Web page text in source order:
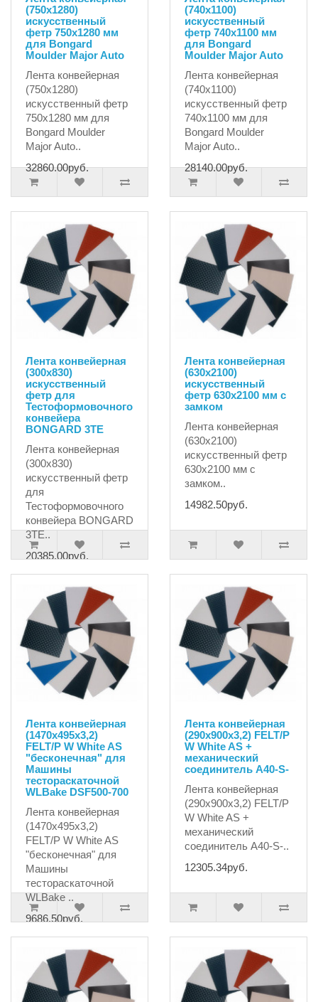
(750х1280)
искусственный
фетр 750х1280 мм
для Bongard
Moulder Major Auto
Лента конвейерная
(750х1280)
искусственный фетр
750х1280 мм для
Bongard Moulder
Major Auto..
32860.00руб.
(740х1100)
искусственный
фетр 740х1100 мм
для Bongard
Moulder Major Auto
Лента конвейерная
(740х1100)
искусственный фетр
740х1100 мм для
Bongard Moulder
Major Auto..
28140.00руб.
Лента конвейерная
(300х830)
искусственный
фетр для
Тестоформовочного
конвейера
BONGARD 3TE
Лента конвейерная
(300х830)
искусственный фетр
для
Тестоформовочного
конвейера BONGARD
3TE..
20385.00руб.
Лента конвейерная
(630х2100)
искусственный
фетр 630х2100 мм с
замком
Лента конвейерная
(630х2100)
искусственный фетр
630х2100 мм с
замком..
14982.50руб.
Лента конвейерная
(1470х495х3,2)
FELT/P W White AS
"бесконечная" для
Машины
тестораскаточной
WLBake DSF500-700
Лента конвейерная
(1470х495х3,2)
FELT/P W White AS
"бесконечная" для
Машины
тестораскаточной
WLBake ..
9686.50руб.
Лента конвейерная
(290х900x3,2) FELT/P
W White AS +
механический
соединитель A40-S-
Лента конвейерная
(290х900x3,2) FELT/P
W White AS +
механический
соединитель A40-S-..
12305.34руб.